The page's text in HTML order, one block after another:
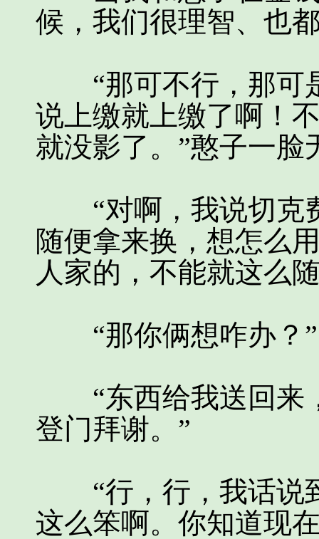
候，我们很理智、也
“那可不行，那可
说上缴就上缴了啊！
就没影了。”憨子一脸
“对啊，我说切克
随便拿来换，想怎么
人家的，不能就这么
“那你俩想咋办？”
“东西给我送回来
登门拜谢。”
“行，行，我话说
这么笨啊。你知道现